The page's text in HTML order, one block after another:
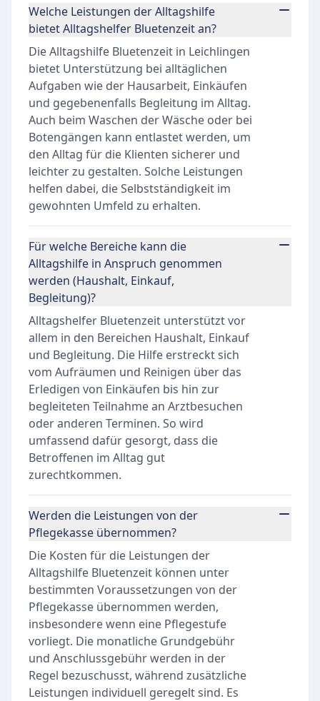
Welche Leistungen der Alltagshilfe
bietet Alltagshelfer Bluetenzeit an?
Die Alltagshilfe Bluetenzeit in Leichlingen
bietet Unterstützung bei alltäglichen
Aufgaben wie der Hausarbeit, Einkäufen
und gegebenenfalls Begleitung im Alltag.
Auch beim Waschen der Wäsche oder bei
Botengängen kann entlastet werden, um
den Alltag für die Klienten sicherer und
leichter zu gestalten. Solche Leistungen
helfen dabei, die Selbstständigkeit im
gewohnten Umfeld zu erhalten.
Für welche Bereiche kann die
Alltagshilfe in Anspruch genommen
werden (Haushalt, Einkauf,
Begleitung)?
Alltagshelfer Bluetenzeit unterstützt vor
allem in den Bereichen Haushalt, Einkauf
und Begleitung. Die Hilfe erstreckt sich
vom Aufräumen und Reinigen über das
Erledigen von Einkäufen bis hin zur
begleiteten Teilnahme an Arztbesuchen
oder anderen Terminen. So wird
umfassend dafür gesorgt, dass die
Betroffenen im Alltag gut
zurechtkommen.
Werden die Leistungen von der
Pflegekasse übernommen?
Die Kosten für die Leistungen der
Alltagshilfe Bluetenzeit können unter
bestimmten Voraussetzungen von der
Pflegekasse übernommen werden,
insbesondere wenn eine Pflegestufe
vorliegt. Die monatliche Grundgebühr
und Anschlussgebühr werden in der
Regel bezuschusst, während zusätzliche
Leistungen individuell geregelt sind. Es